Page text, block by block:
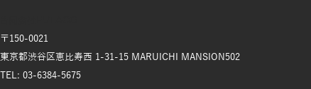
〒150-0021
東京都渋谷区恵比寿西 1-31-15 MARUICHI MANSION502
TEL: 03-6384-5675